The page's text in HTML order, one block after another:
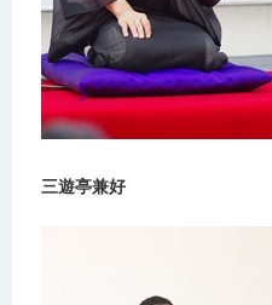
三遊亭兼好